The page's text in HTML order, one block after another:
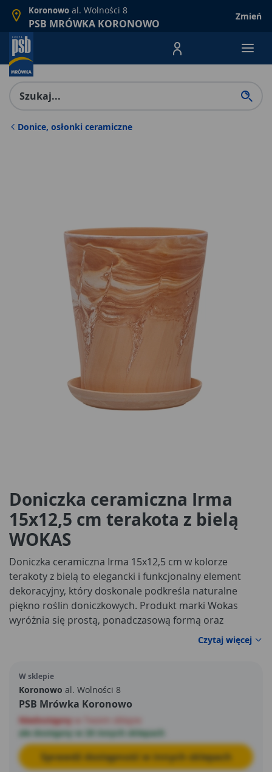
Koronowo al. Wolności 8
PSB MRÓWKA KORONOWO
Zmień
Menu Produktów,
Donice, osłonki ceramiczne
Doniczka ceramiczna Irma
15x12,5 cm terakota z bielą
WOKAS
Doniczka ceramiczna Irma 15x12,5 cm w kolorze
terakoty z bielą to elegancki i funkcjonalny element
dekoracyjny, który doskonale podkreśla naturalne
piękno roślin doniczkowych. Produkt marki Wokas
wyróżnia się prostą, ponadczasową formą oraz
starannym wykonaniem z ceramiki, dzięki czemu
świetnie wpisuje się w różnorodne aranżacje wnętrz.
subtelne tło dla roślin, eksponując ich walory wizualne i
wprowadzając do przestrzeni harmonię oraz estetyczny
porządek. Prosty kształt doniczek z serii Irma doskonale
wpisuje się w nowoczesne trendy aranżacyjne.
Czytaj więcej
W sklepie
Koronowo al. Wolności 8
PSB Mrówka Koronowo
Niedostępny
ale dostępny w 20 innych sklepach
Sprawdź dostępność w innych sklepach